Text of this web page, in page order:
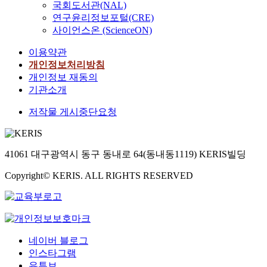
국회도서관(NAL)
연구윤리정보포털(CRE)
사이언스온 (ScienceON)
이용약관
개인정보처리방침
개인정보 재동의
기관소개
저작물 게시중단요청
41061 대구광역시 동구 동내로 64(동내동1119) KERIS빌딩
Copyright© KERIS. ALL RIGHTS RESERVED
네이버 블로그
인스타그램